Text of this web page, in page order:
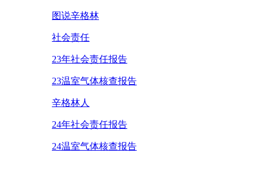
图说辛格林
社会责任
23年社会责任报告
23温室气体核查报告
辛格林人
24年社会责任报告
24温室气体核查报告